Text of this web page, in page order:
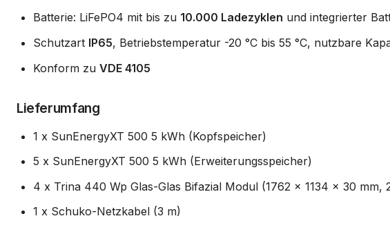
Batterie: LiFePO4 mit bis zu 10.000 Ladezyklen und integrierter
Schutzart IP65, Betriebstemperatur -20 °C bis 55 °C, nutzbare
Konform zu VDE 4105
Lieferumfang
1 x SunEnergyXT 500 5 kWh (Kopfspeicher)
5 x SunEnergyXT 500 5 kWh (Erweiterungsspeicher)
4 x Trina 440 Wp Glas-Glas Bifazial Modul (1762 x 1134 x 30 mm,
1 x Schuko-Netzkabel (3 m)